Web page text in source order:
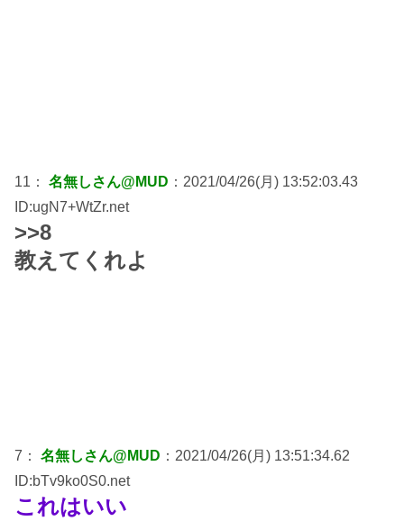
11： 名無しさん@MUD ：2021/04/26(月) 13:52:03.43
ID:ugN7+WtZr.net
>>8
教えてくれよ
7： 名無しさん@MUD ：2021/04/26(月) 13:51:34.62
ID:bTv9ko0S0.net
これはいい